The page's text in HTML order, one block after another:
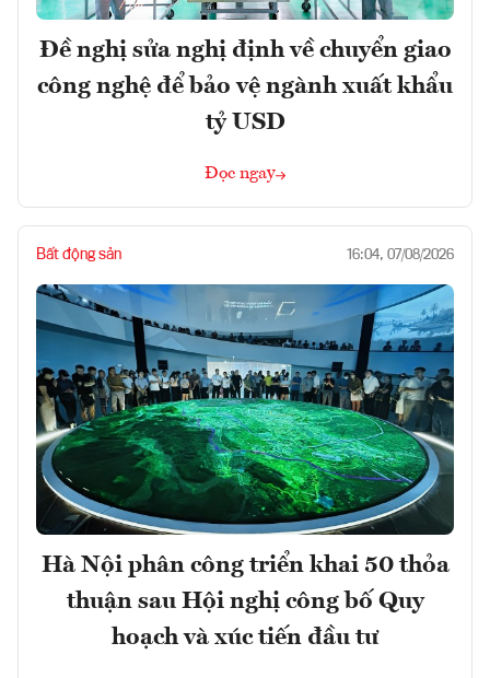
Đề nghị sửa nghị định về chuyển giao
công nghệ để bảo vệ ngành xuất khẩu
tỷ USD
Đọc ngay
Bất động sản 16:04, 07/08/2026
Hà Nội phân công triển khai 50 thỏa
thuận sau Hội nghị công bố Quy
hoạch và xúc tiến đầu tư